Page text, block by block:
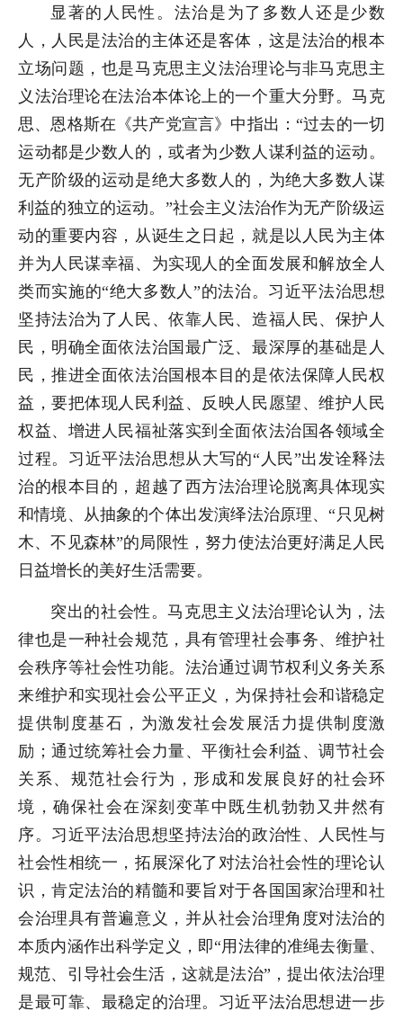
显著的人民性。法治是为了多数人还是少数
人，人民是法治的主体还是客体，这是法治的根本
立场问题，也是马克思主义法治理论与非马克思主
义法治理论在法治本体论上的一个重大分野。马克
思、恩格斯在《共产党宣言》中指出：“过去的一切
运动都是少数人的，或者为少数人谋利益的运动。
无产阶级的运动是绝大多数人的，为绝大多数人谋
利益的独立的运动。”社会主义法治作为无产阶级运
动的重要内容，从诞生之日起，就是以人民为主体
并为人民谋幸福、为实现人的全面发展和解放全人
类而实施的“绝大多数人”的法治。习近平法治思想
坚持法治为了人民、依靠人民、造福人民、保护人
民，明确全面依法治国最广泛、最深厚的基础是人
民，推进全面依法治国根本目的是依法保障人民权
益，要把体现人民利益、反映人民愿望、维护人民
权益、增进人民福祉落实到全面依法治国各领域全
过程。习近平法治思想从大写的“人民”出发诠释法
治的根本目的，超越了西方法治理论脱离具体现实
和情境、从抽象的个体出发演绎法治原理、“只见树
木、不见森林”的局限性，努力使法治更好满足人民
日益增长的美好生活需要。
突出的社会性。马克思主义法治理论认为，法
律也是一种社会规范，具有管理社会事务、维护社
会秩序等社会性功能。法治通过调节权利义务关系
来维护和实现社会公平正义，为保持社会和谐稳定
提供制度基石，为激发社会发展活力提供制度激
励；通过统筹社会力量、平衡社会利益、调节社会
关系、规范社会行为，形成和发展良好的社会环
境，确保社会在深刻变革中既生机勃勃又井然有
序。习近平法治思想坚持法治的政治性、人民性与
社会性相统一，拓展深化了对法治社会性的理论认
识，肯定法治的精髓和要旨对于各国国家治理和社
会治理具有普遍意义，并从社会治理角度对法治的
本质内涵作出科学定义，即“用法律的准绳去衡量、
规范、引导社会生活，这就是法治”，提出依法治理
是最可靠、最稳定的治理。习近平法治思想进一步